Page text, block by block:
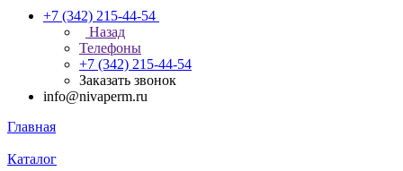
+7 (342) 215-44-54
Назад
Телефоны
+7 (342) 215-44-54
Заказать звонок
info@nivaperm.ru
Главная
Каталог